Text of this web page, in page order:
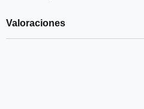
Valoraciones